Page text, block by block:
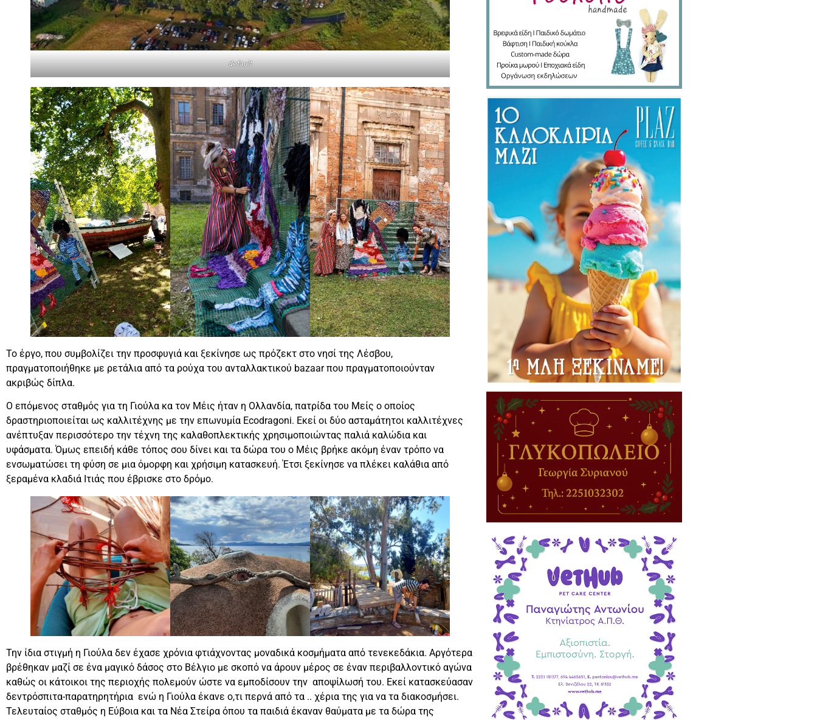
default
Το έργο, που συμβολίζει την προσφυγιά και ξεκίνησε ως πρόζεκτ στο νησί της Λέσβου,
πραγματοποιήθηκε με ρετάλια από τα ρούχα του ανταλλακτικού bazaar που πραγματοποιούνταν
ακριβώς δίπλα.
Ο επόμενος σταθμός για τη Γιούλα κα τον Μέις ήταν η Ολλανδία, πατρίδα του Μείς ο οποίος
δραστηριοποιείται ως καλλιτέχνης με την επωνυμία Ecodragoni. Εκεί οι δύο ασταμάτητοι καλλιτέχνες
ανέπτυξαν περισσότερο την τέχνη της καλαθοπλεκτικής χρησιμοποιώντας παλιά καλώδια και
υφάσματα. Όμως επειδή κάθε τόπος σου δίνει και τα δώρα του ο Μέις βρήκε ακόμη έναν τρόπο να
ενσωματώσει τη φύση σε μια όμορφη και χρήσιμη κατασκευή. Έτσι ξεκίνησε να πλέκει καλάθια από
ξεραμένα κλαδιά Ιτιάς που έβρισκε στο δρόμο.
Την ίδια στιγμή η Γιούλα δεν έχασε χρόνια φτιάχνοντας μοναδικά κοσμήματα από τενεκεδάκια. Αργότερα
βρέθηκαν μαζί σε ένα μαγικό δάσος στο Βέλγιο με σκοπό να άρουν μέρος σε έναν περιβαλλοντικό αγώνα
καθώς οι κάτοικοι της περιοχής πολεμούν ώστε να εμποδίσουν την αποψίλωσή του. Εκεί κατασκεύασαν
δεντρόσπιτα-παρατηρητήρια ενώ η Γιούλα έκανε ο,τι περνά από τα .. χέρια της για να τα διακοσμήσει.
Τελευταίος σταθμός η Εύβοια και τα Νέα Στείρα όπου τα παιδιά έκαναν θαύματα με τα δώρα της